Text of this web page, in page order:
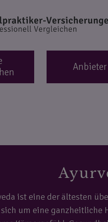
Anbieter
ist eine der ältesten
um eine ganzheitliche